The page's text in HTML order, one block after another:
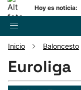
Hoy es noticia:
Inicio Baloncesto
Euroliga